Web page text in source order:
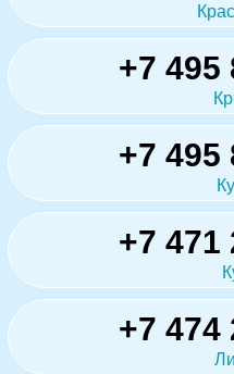
+7 495
+7 495
+7 471
+7 474